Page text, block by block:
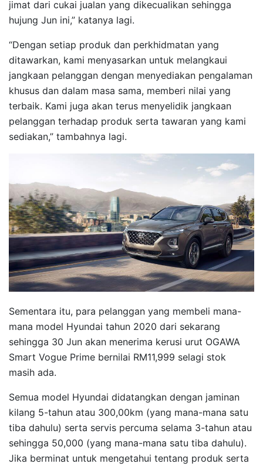
jimat dari cukai jualan yang dikecualikan sehingga
hujung Jun ini,” katanya lagi.
“Dengan setiap produk dan perkhidmatan yang
ditawarkan, kami menyasarkan untuk melangkaui
jangkaan pelanggan dengan menyediakan pengalaman
khusus dan dalam masa sama, memberi nilai yang
terbaik. Kami juga akan terus menyelidik jangkaan
pelanggan terhadap produk serta tawaran yang kami
sediakan,” tambahnya lagi.
Sementara itu, para pelanggan yang membeli mana-
mana model Hyundai tahun 2020 dari sekarang
sehingga 30 Jun akan menerima kerusi urut OGAWA
Smart Vogue Prime bernilai RM11,999 selagi stok
masih ada.
Semua model Hyundai didatangkan dengan jaminan
kilang 5-tahun atau 300,00km (yang mana-mana satu
tiba dahulu) serta servis percuma selama 3-tahun atau
sehingga 50,000 (yang mana-mana satu tiba dahulu).
Jika berminat untuk mengetahui tentang produk serta